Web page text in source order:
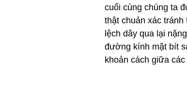
cuối cùng chúng ta
thật chuản xác
lệch dây qua lại
đường kính mặt bít
khoản cách giữa